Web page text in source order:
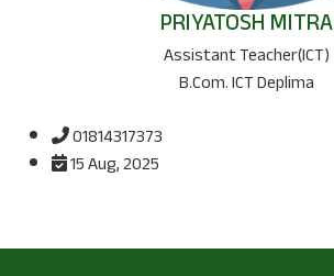
PRIYATOSH MITRA
Assistant Teacher(ICT)
B.Com. ICT Deplima
01814317373
15 Aug, 2025